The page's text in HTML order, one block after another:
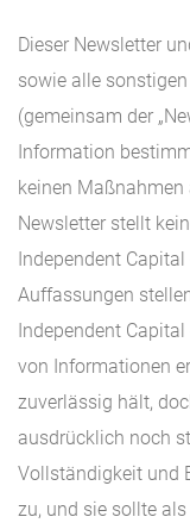
Dieser Newsletter
sowie alle
(gemeinsam der
Information
keinen Maßnahmen
Newsletter stellt
Independent
Auffassungen
Independent
von Informationen
zuverlässig hält,
ausdrücklich noch
Vollständigkeit und
zu, und sie sollte